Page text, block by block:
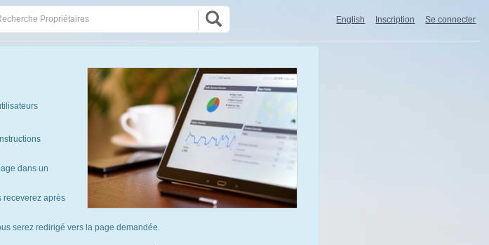
English Inscription Se connecter
dans un
receverez après
serez redirigé vers la page demandée.